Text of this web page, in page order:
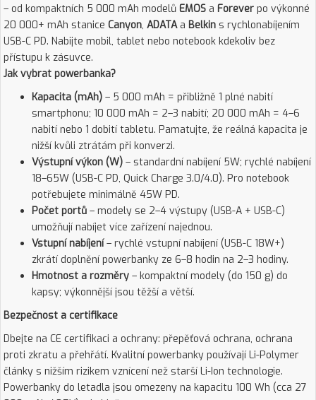
– od kompaktních 5 000 mAh modelů EMOS a Forever po výkonné
20 000+ mAh stanice Canyon, ADATAa Belkin s rychlonabíjením
USB-C PD. Nabijte mobil, tablet nebo notebook kdekoliv bez
přístupu k zásuvce.
Jak vybrat powerbanka?
Kapacita (mAh) – 5 000 mAh = přibližně 1 plné nabití
smartphonu; 10 000 mAh = 2–3 nabití; 20 000 mAh = 4–6
nabití nebo 1 dobití tabletu. Pamatujte, že reálná kapacita je
nižší kvůli ztrátám při konverzi.
Výstupní výkon (W) – standardní nabíjení 5W; rychlé nabíjení
18–65W (USB-C PD, Quick Charge 3.0/4.0). Pro notebook
potřebujete minimálně 45W PD.
Počet portů – modely se 2–4 výstupy (USB-A + USB-C)
umožňují nabíjet více zařízení najednou.
Vstupní nabíjení– rychlé vstupní nabíjení (USB-C 18W+)
zkrátí doplnění powerbanky ze 6–8 hodin na 2–3 hodiny.
Hmotnost a rozměry – kompaktní modely (do 150 g) do
kapsy; výkonnější jsou těžší a větší.
Bezpečnost a certifikace
Dbejte na CE certifikaci a ochrany: přepěťová ochrana, ochrana
proti zkratu a přehřátí. Kvalitní powerbanky používají Li-Polymer
články s nižším rizikem vznícení než starší Li-Ion technologie.
Powerbanky do letadla jsou omezeny na kapacitu 100 Wh (cca 27